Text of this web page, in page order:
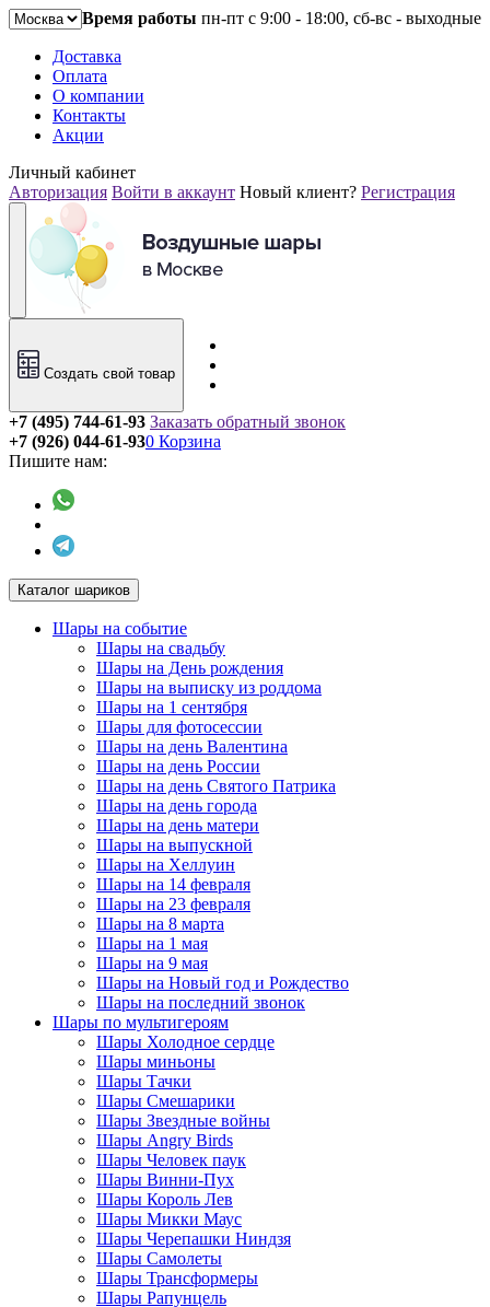
Время работы пн-пт с 9:00 - 18:00, сб-вс - выходные
Доставка
Оплата
О компании
Контакты
Акции
Личный кабинет
Авторизация Войти в аккаунт Новый клиент? Регистрация
Создать свой товар
+7 (495) 744-61-93 Заказать обратный звонок
+7 (926) 044-61-93
Пишите нам:
0 Корзина
Каталог шариков
Шары на событие
Шары на свадьбу
Шары на День рождения
Шары на выписку из роддома
Шары на 1 сентября
Шары для фотосессии
Шары на день Валентина
Шары на день России
Шары на день Святого Патрика
Шары на день города
Шары на день матери
Шары на выпускной
Шары на Хеллуин
Шары на 14 февраля
Шары на 23 февраля
Шары на 8 марта
Шары на 1 мая
Шары на 9 мая
Шары на Новый год и Рождество
Шары на последний звонок
Шары по мультигероям
Шары Холодное сердце
Шары миньоны
Шары Тачки
Шары Смешарики
Шары Звездные войны
Шары Angry Birds
Шары Человек паук
Шары Винни-Пух
Шары Король Лев
Шары Микки Маус
Шары Черепашки Ниндзя
Шары Самолеты
Шары Трансформеры
Шары Рапунцель